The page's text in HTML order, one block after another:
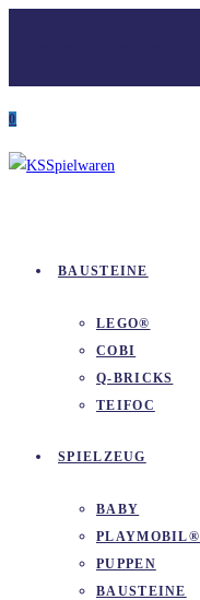
0
BAUSTEINE
LEGO®
COBI
Q-BRICKS
TEIFOC
SPIELZEUG
BABY
PLAYMOBIL®
PUPPEN
BAUSTEINE